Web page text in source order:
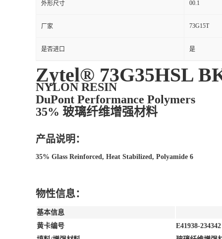
外形尺寸 00.1
厂家 73G15T
是否进口 是
Zytel® 73G35HSL
NYLON RESIN
DuPont Performance Polymers
35% 玻璃纤维增强材料
产品说明：
35% Glass Reinforced, Heat Stabilized, Polyamide 6
物性信息：
基本信息
黄卡编号
E41938-234342